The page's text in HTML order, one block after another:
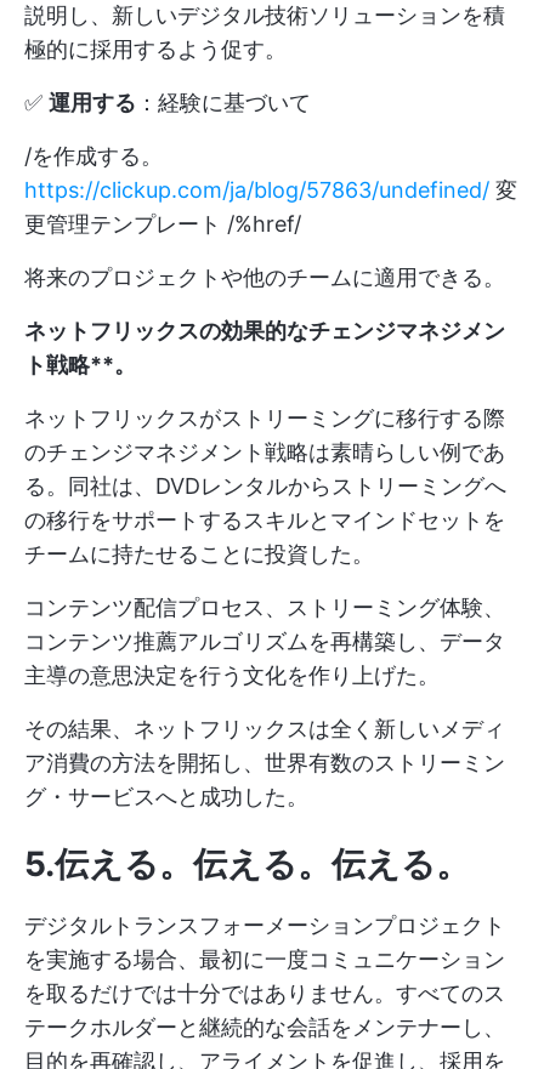
説明し、新しいデジタル技術ソリューションを積
極的に採用するよう促す。
✅ 運用する ：経験に基づいて
/を作成する。
https://clickup.com/ja/blog/57863/undefined/ 変
更管理テンプレート /%href/
将来のプロジェクトや他のチームに適用できる。
ネットフリックスの効果的なチェンジマネジメン
ト戦略**。
ネットフリックスがストリーミングに移行する際
のチェンジマネジメント戦略は素晴らしい例であ
る。同社は、DVDレンタルからストリーミングへ
の移行をサポートするスキルとマインドセットを
チームに持たせることに投資した。
コンテンツ配信プロセス、ストリーミング体験、
コンテンツ推薦アルゴリズムを再構築し、データ
主導の意思決定を行う文化を作り上げた。
その結果、ネットフリックスは全く新しいメディ
ア消費の方法を開拓し、世界有数のストリーミン
グ・サービスへと成功した。
5.伝える。伝える。伝える。
デジタルトランスフォーメーションプロジェクト
を実施する場合、最初に一度コミュニケーション
を取るだけでは十分ではありません。すべてのス
テークホルダーと継続的な会話をメンテナーし、
目的を再確認し、アライメントを促進し、採用を